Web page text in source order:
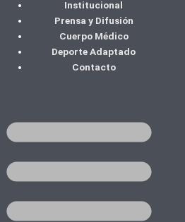
contenido
Institucional
Prensa y Difusión
Cuerpo Médico
Deporte Adaptado
Contacto